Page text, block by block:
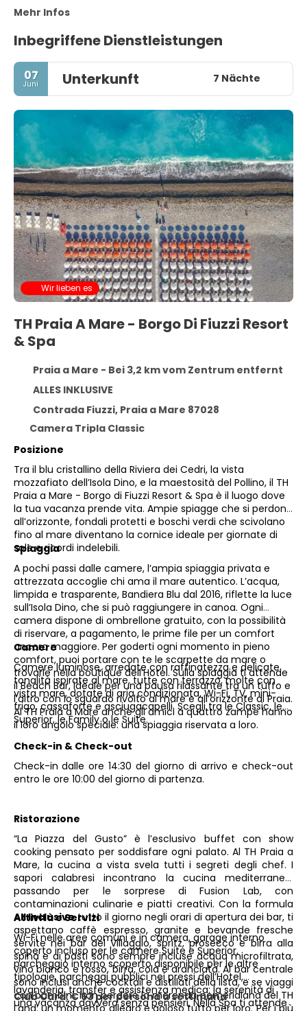
Mehr Infos
Inbegriffene Dienstleistungen
07
Juni Unterkunft 7 Nächte
Wir lieben es
TH Praia A Mare - Borgo Di Fiuzzi Resort
& Spa
Praia a Mare - Bei 3,2 km vom Zentrum entfernt
ALLES INKLUSIVE
Contrada Fiuzzi, Praia a Mare 87028
Camera Tripla Classic
Posizione
Tra il blu cristallino della Riviera dei Cedri, la vista
mozzafiato dell’Isola Dino, e la maestosità del Pollino, il TH
Praia a Mare - Borgo di Fiuzzi Resort & Spa è il luogo dove
la tua vacanza prende vita. Ampie spiagge che si perdono
all’orizzonte, fondali protetti e boschi verdi che scivolano
fino al mare diventano la cornice ideale per giornate di
sole e ricordi indelebili.
Spiaggia
A pochi passi dalle camere, l’ampia spiaggia privata e
attrezzata accoglie chi ama il mare autentico. L’acqua,
limpida e trasparente, Bandiera Blu dal 2016, riflette la luce
sull’Isola Dino, che si può raggiungere in canoa. Ogni
camera dispone di ombrellone gratuito, con la possibilità
di riservare, a pagamento, le prime file per un comfort
ancora maggiore. Per goderti ogni momento in pieno
comfort, puoi portare con te le scarpette da mare o
trovarle nella boutique dell’Hotel. Sulla spiaggia ti attende
il Beach Bar, ideale per una pausa rilassante tra un tuffo e
l’altro con lo sguardo rivolto al mare e all’orizzonte di Praia.
Al TH Praia a Mare anche gli amici a quattro zampe hanno
il loro angolo speciale: una spiaggia riservata a loro.
Camere
Camere luminose, arredate con raffinatezza e delicate
tonalità ispirate al mare, tutte con terrazzo, molte con
vista mare, dotate di aria condizionata, Wi-Fi, TV, mini-
frigo, cassaforte e asciugacapelli. Scegli tra le Classic, le
Superior, le Family o le Suite.
Check-in & Check-out
Check-in dalle ore 14:30 del giorno di arrivo e check-out
entro le ore 10:00 del giorno di partenza.
Ristorazione
“La Piazza del Gusto” è l’esclusivo buffet con show
cooking pensato per soddisfare ogni palato. Al TH Praia a
Mare, la cucina a vista svela tutti i segreti degli chef. I
sapori calabresi incontrano la cucina mediterranea,
passando per le sorprese di Fusion Lab, con
contaminazioni culinarie e piatti creativi. Con la formula
All Inclusivetutto il giorno negli orari di apertura dei bar, ti
aspettano caffè espresso, granite e bevande fresche
servite nei bar del Villaggio, spritz, prosecco e birra alla
spina e ai pasti sono sempre incluse acqua microfiltrata,
vino bianco e rosso, birra, cola e aranciata. Al bar centrale
sono inclusi anche cocktail e distillati della lista, e se viaggi
con bambini, non perdere la merenda pomeridiana del TH
Land: un momento allegro e goloso tutto per loro. Per i più
Attività e Servizi
Wi-Fi nelle aree comuni e in camera, garage interno
coperto incluso per le camere Suite e Superior,
parcheggio interno scoperto disponibile per le altre
tipologie, parcheggi pubblici nei pressi dell’Hotel,
lavanderia, transfer e assistenza medica: la serenità di
una vacanza davvero senza pensieri. Nella Spa ti attende
Club Card: € 63 per persona a settimana